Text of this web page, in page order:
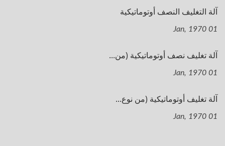
آلة التغليف النصف أوتوماتيكية
01 Jan, 1970
آلة تغليف نصف أوتوماتيكية (من...
01 Jan, 1970
آلة تغليف أوتوماتيكية (من نوع...
01 Jan, 1970